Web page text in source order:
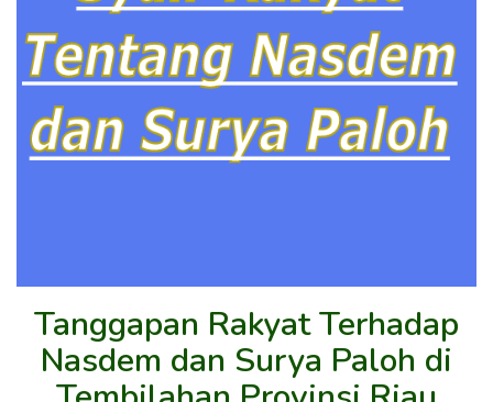
Tanggapan Rakyat Terhadap
Nasdem dan Surya Paloh di